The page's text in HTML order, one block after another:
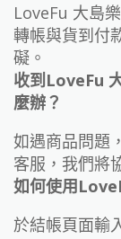
LoveFu 大島
轉帳與貨到付
礙。
收到LoveFu
麼辦？
如遇商品問題
客服，我們將
如何使用
於結帳頁面輸